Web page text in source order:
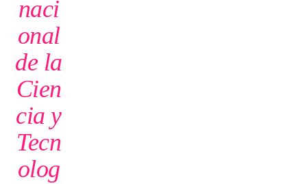
naci
onal
de la
Cien
cia y
Tecn
olog